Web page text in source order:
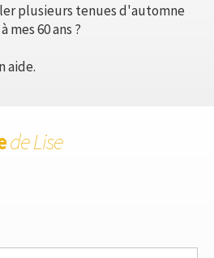
plusieurs tenues d'automne
60 ans ?
aide.
de Lise